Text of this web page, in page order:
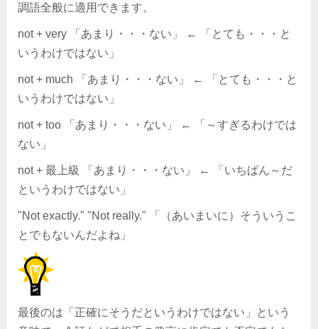
調語全般に適用できます。
not + very 「あまり・・・ない」 ← 「とても・・・と
いうわけではない」
not + much 「あまり・・・ない」 ← 「とても・・・と
いうわけではない」
not + too 「あまり・・・ない」 ← 「～すぎるわけでは
ない」
not + 最上級 「あまり・・・ない」 ← 「いちばん～だ
というわけではない」
"Not exactly." "Not really." 「（あいまいに）そういうこ
とでもないんだよね」
最後のは「正確にそうだというわけではない」という